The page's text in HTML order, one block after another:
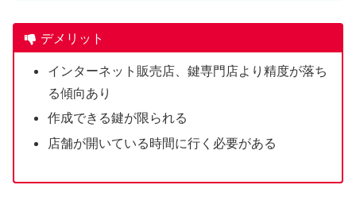
デメリット
インターネット販売店、鍵専門店より精度が落ち
る傾向あり
作成できる鍵が限られる
店舗が開いている時間に行く必要がある